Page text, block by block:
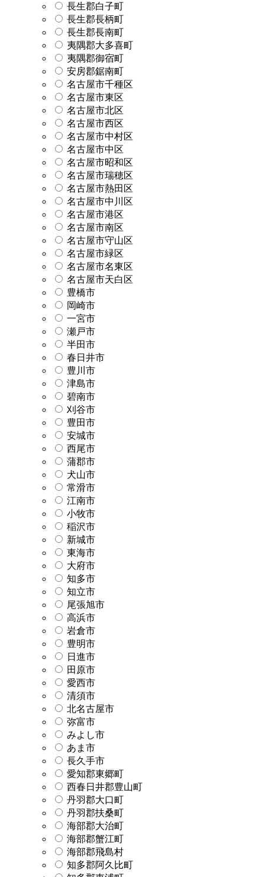
長生郡白子町
長生郡長柄町
長生郡長南町
夷隅郡大多喜町
夷隅郡御宿町
安房郡鋸南町
名古屋市千種区
名古屋市東区
名古屋市北区
名古屋市西区
名古屋市中村区
名古屋市中区
名古屋市昭和区
名古屋市瑞穂区
名古屋市熱田区
名古屋市中川区
名古屋市港区
名古屋市南区
名古屋市守山区
名古屋市緑区
名古屋市名東区
名古屋市天白区
豊橋市
岡崎市
一宮市
瀬戸市
半田市
春日井市
豊川市
津島市
碧南市
刈谷市
豊田市
安城市
西尾市
蒲郡市
犬山市
常滑市
江南市
小牧市
稲沢市
新城市
東海市
大府市
知多市
知立市
尾張旭市
高浜市
岩倉市
豊明市
日進市
田原市
愛西市
清須市
北名古屋市
弥富市
みよし市
あま市
長久手市
愛知郡東郷町
西春日井郡豊山町
丹羽郡大口町
丹羽郡扶桑町
海部郡大治町
海部郡蟹江町
海部郡飛島村
知多郡阿久比町